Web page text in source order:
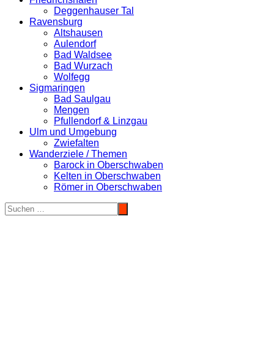
Deggenhauser Tal
Ravensburg
Altshausen
Aulendorf
Bad Waldsee
Bad Wurzach
Wolfegg
Sigmaringen
Bad Saulgau
Mengen
Pfullendorf & Linzgau
Ulm und Umgebung
Zwiefalten
Wanderziele / Themen
Barock in Oberschwaben
Kelten in Oberschwaben
Römer in Oberschwaben